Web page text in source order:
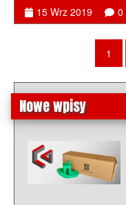
15 Wrz 2019 0
1
Nowe wpisy